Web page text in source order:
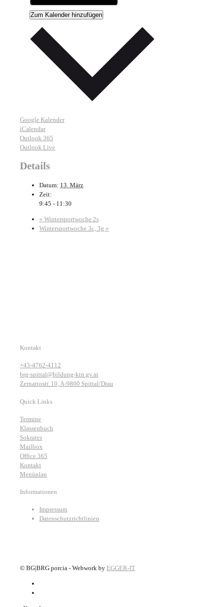
Zum Kalender hinzufügen
Google Kalender
iCalendar
Outlook 365
Outlook Live
Details
Datum: 13. März
Zeit:
9:45 - 11:30
« Wintersportwoche 2s
Wintersportwoche 3c, 3g »
Kontakt
+43-4762-4112
brg-spittal@bildung-ktn.gv.at
Zernattostr. 10, A-9800 Spittal/Drau
Quick Links
Termine
Klassenbuch
Sokrates
Mailbox
Office 365
Kontakt
Menüplan
Informationen
Impressum
Datenschutzrichtlinien
© BG|BRG porcia - Webwork by EGGER-IT